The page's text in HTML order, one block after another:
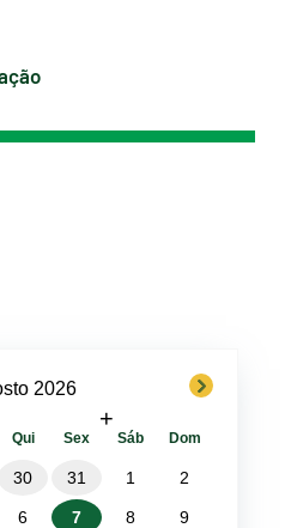
2026
+
next
Qui Sex Sáb Dom
30 31 1 2
6 7 8 9